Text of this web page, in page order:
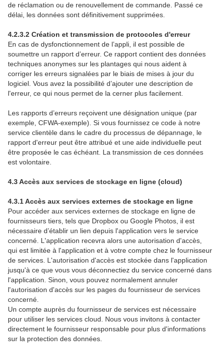
de réclamation ou de renouvellement de commande. Passé ce
délai, les données sont définitivement supprimées.
4.2.3.2 Création et transmission de protocoles d'erreur
En cas de dysfonctionnement de l’appli, il est possible de
soumettre un rapport d’erreur. Ce rapport contient des données
techniques anonymes sur les plantages qui nous aident à
corriger les erreurs signalées par le biais de mises à jour du
logiciel. Vous avez la possibilité d’ajouter une description de
l'erreur, ce qui nous permet de la cerner plus facilement.
Les rapports d’erreurs reçoivent une désignation unique (par
exemple, CFWA-exemple). Si vous fournissez ce code à notre
service clientèle dans le cadre du processus de dépannage, le
rapport d'erreur peut être attribué et une aide individuelle peut
être proposée le cas échéant. La transmission de ces données
est volontaire.
4.3 Accès aux services de stockage en ligne (cloud)
4.3.1 Accès aux services externes de stockage en ligne
Pour accéder aux services externes de stockage en ligne de
fournisseurs tiers, tels que Dropbox ou Google Photos, il est
nécessaire d’établir un lien depuis l'application vers le service
concerné. L'application recevra alors une autorisation d'accès,
qui est limitée à l'application et à votre compte chez le fournisseur
de services. L'autorisation d'accès est stockée dans l'application
jusqu'à ce que vous vous déconnectiez du service concerné dans
l'application. Sinon, vous pouvez normalement annuler
l'autorisation d'accès sur les pages du fournisseur de services
concerné.
Un compte auprès du fournisseur de services est nécessaire
pour utiliser les services cloud. Nous vous invitons à contacter
directement le fournisseur responsable pour plus d'informations
sur la protection des données.